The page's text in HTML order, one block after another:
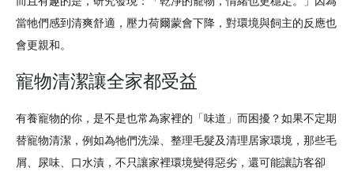
當牠們感到清爽舒適，壓力荷爾蒙會下降，對環境與飼主的反應也
會更親和。
寵物清潔讓全家都受益
有養寵物的你，是不是也常為家裡的「味道」而困擾？如果不定期
替寵物清潔，例如為牠們洗澡、整理毛髮及清理居家環境，那些毛
屑、尿味、口水漬，不只讓家裡環境變得惡劣，還可能讓訪客卻